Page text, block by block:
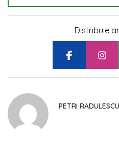
Distribuie
PETRI RADULESCU